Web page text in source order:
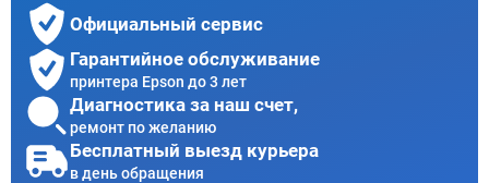
Официальный сервис
Гарантийное обслуживание
принтера Epson до 3 лет
Диагностика за наш счет,
ремонт по желанию
Бесплатный выезд курьера
в день обращения